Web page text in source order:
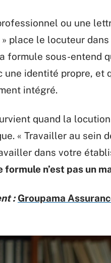
ou une
place le locuteur
formule sous-entend
une identité propre, et
intégré.
quand la
« Travailler au sein
dans votre
formule n’est pas un
: Groupama